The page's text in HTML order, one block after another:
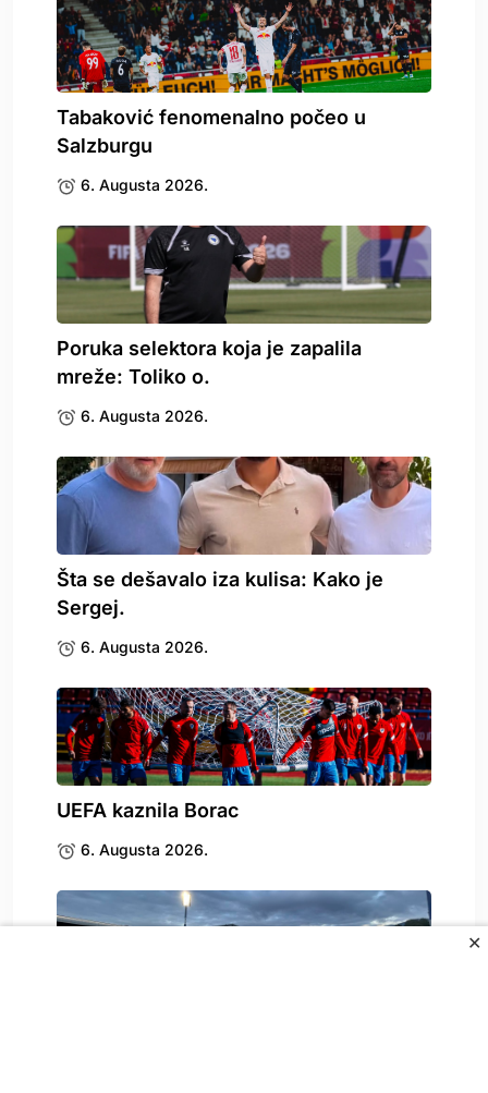
✕
Tabaković fenomenalno počeo u
Salzburgu
6. Augusta 2026.
Poruka selektora koja je zapalila
mreže: Toliko o.
6. Augusta 2026.
Šta se dešavalo iza kulisa: Kako je
Sergej.
6. Augusta 2026.
UEFA kaznila Borac
6. Augusta 2026.